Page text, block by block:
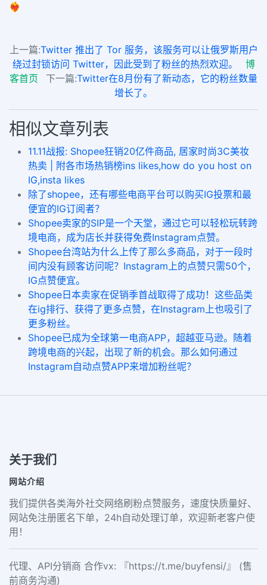
❤️‍🔥
上一篇:Twitter 推出了 Tor 服务，该服务可以让俄罗斯用户
绕过封锁访问 Twitter，因此受到了粉丝的热烈欢迎。
博
客首页
下一篇:Twitter在8月份有了新动态，它的粉丝数量
增长了。
相似文章列表
11.11战报: Shopee狂销20亿件商品, 居家时尚3C美妆
热卖 | 附各市场热销榜ins likes,how do you host on
IG,insta likes
除了shopee，还有哪些电商平台可以购买IG投票和最
便宜的IG订阅者？
Shopee卖家的SIP是一个天堂，通过它可以轻松玩转跨
境电商，成为店长并获得免费Instagram点赞。
Shopee台湾站为什么上传了那么多商品，对于一段时
间内没有顾客访问呢？Instagram上的点赞只需50个，
IG点赞便宜。
Shopee日本卖家在促销季首战取得了成功！这些品类
在ig排行、获得了更多点赞，在Instagram上也吸引了
更多粉丝。
Shopee已成为全球第一电商APP，超越亚马逊。随着
跨境电商的兴起，出现了新的机会。那么如何通过
Instagram自动点赞APP来增加粉丝呢？
关于我们
网站介绍
我们提供各类海外社交网络刷粉点赞服务，速度快质量好、
网站免注册匿名下单，24h自动处理订单，欢迎新老客户使
用！
代理、API分销商 合作vx: 『https://t.me/buyfensi/』 (售
前商务沟通)